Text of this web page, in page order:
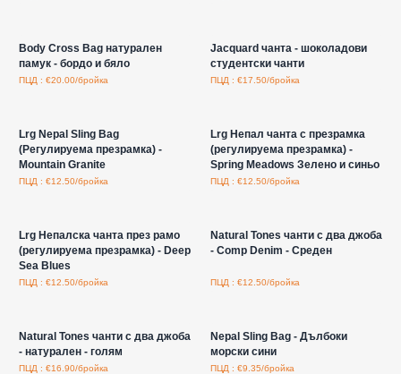
Body Cross Bag натурален
памук - бордо и бяло
ПЦД : €20.00/бройка
Jacquard чанта - шоколадови
студентски чанти
ПЦД : €17.50/бройка
Lrg Nepal Sling Bag
(Регулируема презрамка) -
Mountain Granite
ПЦД : €12.50/бройка
Lrg Непал чанта с презрамка
(регулируема презрамка) -
Spring Meadows Зелено и синьо
ПЦД : €12.50/бройка
Lrg Непалска чанта през рамо
(регулируема презрамка) - Deep
Sea Blues
ПЦД : €12.50/бройка
Natural Tones чанти с два джоба
- Comp Denim - Среден
ПЦД : €12.50/бройка
Natural Tones чанти с два джоба
- натурален - голям
ПЦД : €16.90/бройка
Nepal Sling Bag - Дълбоки
морски сини
ПЦД : €9.35/бройка